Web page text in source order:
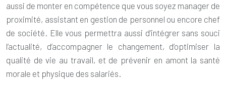
aussi de monter en compétence que vous soyez manager de
proximité, assistant en gestion de personnel ou encore chef
de société. Elle vous permettra aussi d’intégrer sans souci
l’actualité, d’accompagner le changement, d’optimiser la
qualité de vie au travail, et de prévenir en amont la santé
morale et physique des salariés.